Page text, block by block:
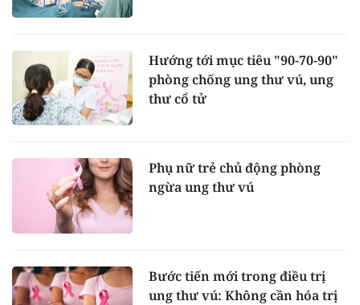
Hướng tới mục tiêu "90-70-90"
phòng chống ung thư vú, ung
thư cổ tử
Phụ nữ trẻ chủ động phòng
ngừa ung thư vú
Bước tiến mới trong điều trị
ung thư vú: Không cần hóa trị